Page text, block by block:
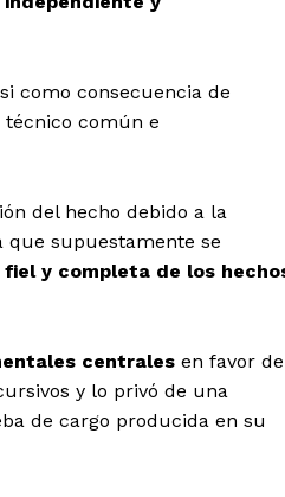
como consecuencia de
común e
del hecho debido a la
que supuestamente se
fiel y completa de los
centrales en favor de
y lo privó de una
de cargo producida en su